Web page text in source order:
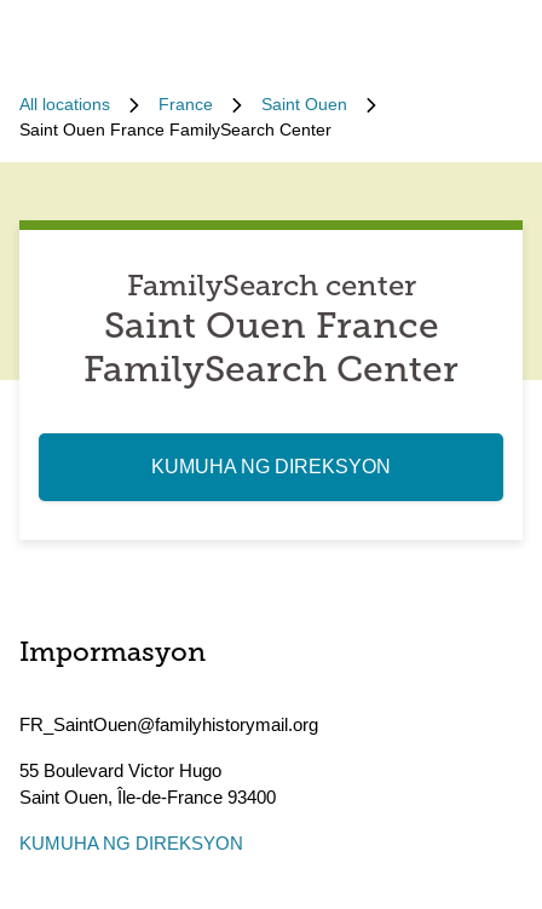
All locations France
Saint Ouen
Saint Ouen France FamilySearch Center
FamilySearch center
Saint Ouen France
FamilySearch Center
KUMUHA NG DIREKSYON
Impormasyon
FR_SaintOuen@familyhistorymail.org
55 Boulevard Victor Hugo
Saint Ouen, Île-de-France 93400
KUMUHA NG DIREKSYON